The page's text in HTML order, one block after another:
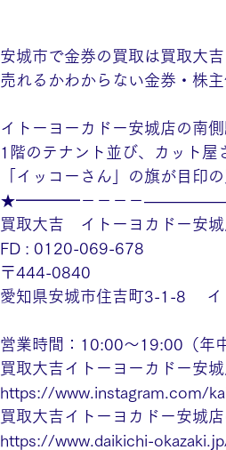
安城市で金券の買取は買取大
売れるかわからない金券・株
イトーヨーカドー安城店の南
1階のテナント並び、カット屋
「イッコーさん」の旗が目印
★━━━━－－－－
買取大吉　イトーヨカドー安
FD : 0120-069-678
〒444-0840
愛知県安城市住吉町3-1-8　
営業時間：10:00～19:00（年
買取大吉イトーヨーカドー安
https://www.instagram.com/
買取大吉イトーヨカドー安城
https://www.daikichi-